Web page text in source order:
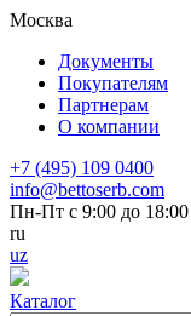
Москва
Документы
Покупателям
Партнерам
О компании
+7 (495) 109 0400
info@bettoserb.com
Пн-Пт с 9:00 до 18:00
ru
uz
Каталог